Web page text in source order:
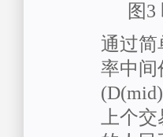
图
通过简
率中间
上个